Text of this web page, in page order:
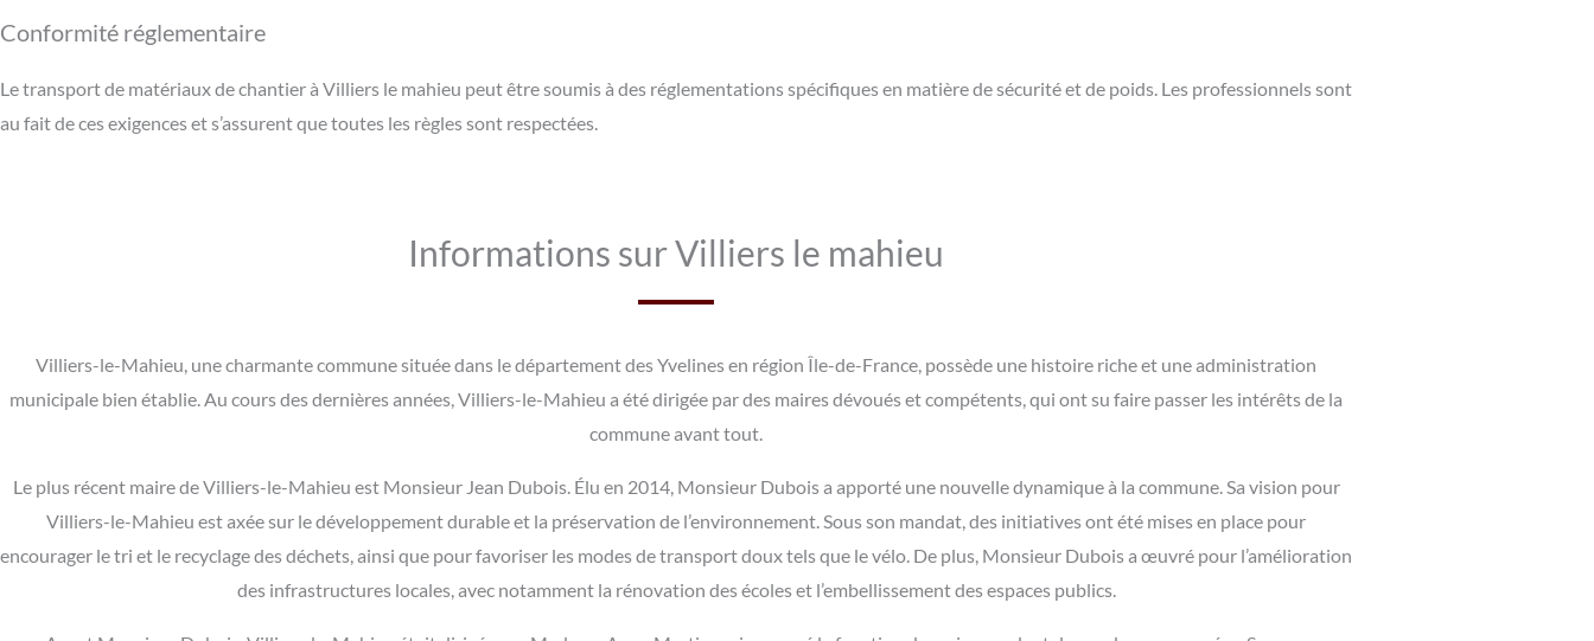
Conformité réglementaire
Le transport de matériaux de chantier à Villiers le mahieu peut être soumis à des réglementations spécifiques en matière de sécurité et de poids. Les professionnels sont
au fait de ces exigences et s’assurent que toutes les règles sont respectées.
Informations sur Villiers le mahieu
Villiers-le-Mahieu, une charmante commune située dans le département des Yvelines en région Île-de-France, possède une histoire riche et une administration
municipale bien établie. Au cours des dernières années, Villiers-le-Mahieu a été dirigée par des maires dévoués et compétents, qui ont su faire passer les intérêts de la
commune avant tout.
Le plus récent maire de Villiers-le-Mahieu est Monsieur Jean Dubois. Élu en 2014, Monsieur Dubois a apporté une nouvelle dynamique à la commune. Sa vision pour
Villiers-le-Mahieu est axée sur le développement durable et la préservation de l’environnement. Sous son mandat, des initiatives ont été mises en place pour
encourager le tri et le recyclage des déchets, ainsi que pour favoriser les modes de transport doux tels que le vélo. De plus, Monsieur Dubois a œuvré pour l’amélioration
des infrastructures locales, avec notamment la rénovation des écoles et l’embellissement des espaces publics.